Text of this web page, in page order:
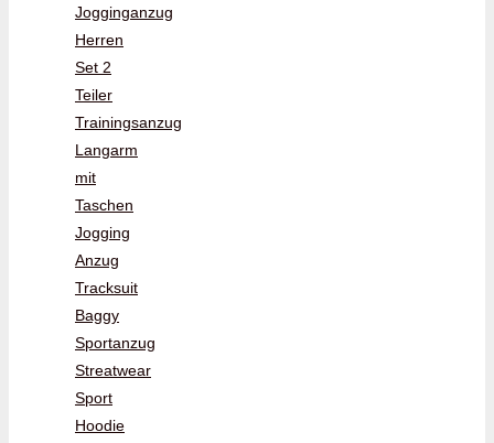
Jogginganzug
Herren
Set 2
Teiler
Trainingsanzug
Langarm
mit
Taschen
Jogging
Anzug
Tracksuit
Baggy
Sportanzug
Streatwear
Sport
Hoodie